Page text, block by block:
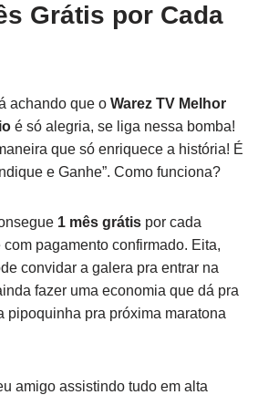
Grátis por Cada
achando que o Warez TV Melhor
é só alegria, se liga nessa bomba!
que só enriquece a história! É
e Ganhe”. Como funciona?
1 mês grátis por cada
pagamento confirmado. Eita,
convidar a galera pra entrar na
fazer uma economia que dá pra
pipoquinha pra próxima maratona
amigo assistindo tudo em alta